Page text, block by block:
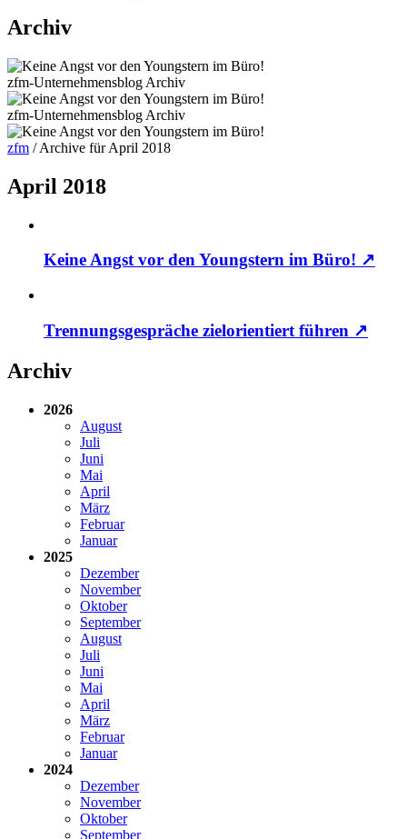
Archiv
zfm-Unternehmensblog Archiv
zfm-Unternehmensblog Archiv
zfm /Archive für April 2018
April 2018
Keine Angst vor den Youngstern im Büro! ↗
Trennungsgespräche zielorientiert führen ↗
Archiv
2026
August
Juli
Juni
Mai
April
März
Februar
Januar
2025
Dezember
November
Oktober
September
August
Juli
Juni
Mai
April
März
Februar
Januar
2024
Dezember
November
Oktober
September